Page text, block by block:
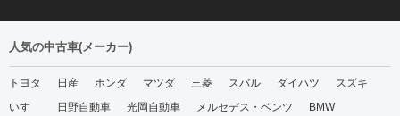
人気の中古車(メーカー)
トヨタ 日産 ホンダ マツダ 三菱 スバル ダイハツ
スズキ
いすゞ
日野自動車 光岡自動車 メルセデス・ベンツ
BMW